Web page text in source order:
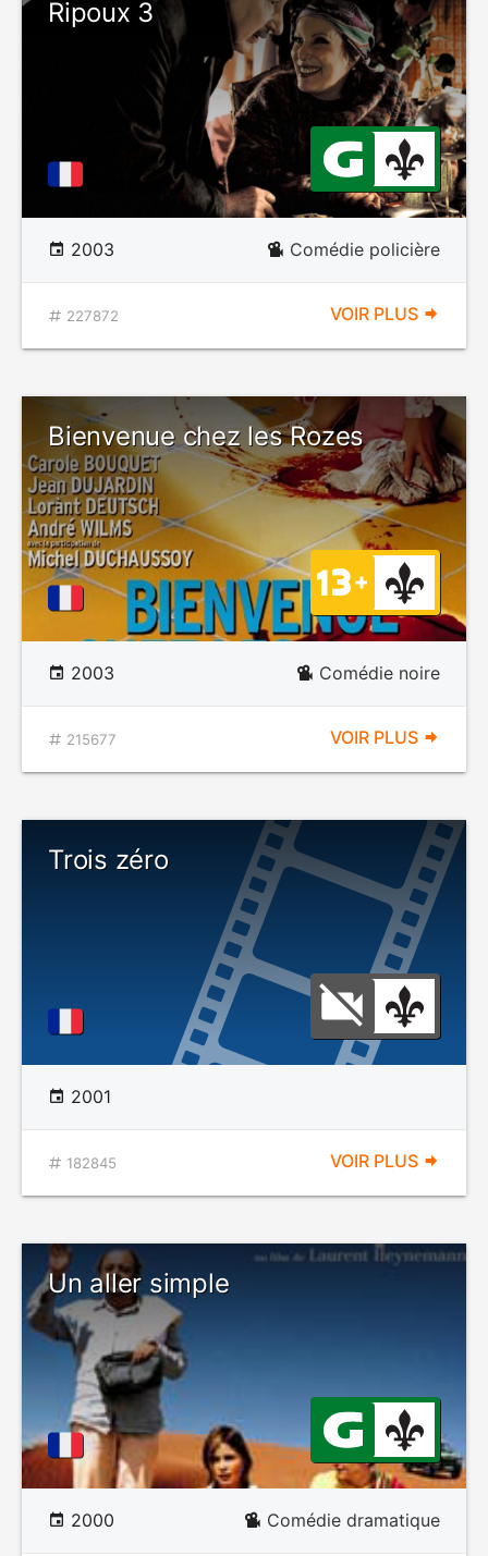
Ripoux 3
2003 Comédie policière
227872 VOIR PLUS
Bienvenue chez les Rozes
2003 Comédie noire
215677 VOIR PLUS
Trois zéro
2001
182845 VOIR PLUS
Un aller simple
2000 Comédie dramatique